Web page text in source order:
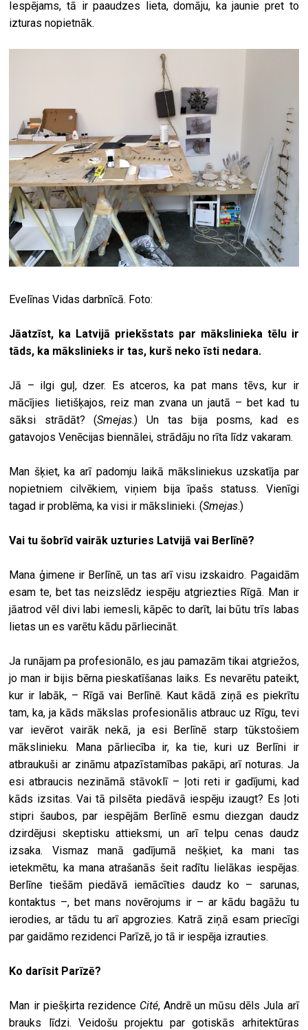
Iespējams, tā ir paaudzes lieta, domāju, ka jaunie pret to
izturas nopietnāk.
Evelīnas Vidas darbnīcā. Foto:
Jāatzīst, ka Latvijā priekšstats par mākslinieka tēlu ir
tāds, ka mākslinieks ir tas, kurš neko īsti nedara.
Jā – ilgi guļ, dzer. Es atceros, ka pat mans tēvs, kur ir
mācījies lietišķajos, reiz man zvana un jautā – bet kad tu
sāksi strādāt? (Smejas.) Un tas bija posms, kad es
gatavojos Venēcijas biennālei, strādāju no rīta līdz vakaram.
Man šķiet, ka arī padomju laikā māksliniekus uzskatīja par
nopietniem cilvēkiem, viņiem bija īpašs statuss. Vienīgi
tagad ir problēma, ka visi ir mākslinieki. (Smejas.)
Vai tu šobrīd vairāk uzturies Latvijā vai Berlīnē?
Mana ģimene ir Berlīnē, un tas arī visu izskaidro. Pagaidām
esam te, bet tas neizslēdz iespēju atgriezties Rīgā. Man ir
jāatrod vēl divi labi iemesli, kāpēc to darīt, lai būtu trīs labas
lietas un es varētu kādu pārliecināt.
Ja runājam pa profesionālo, es jau pamazām tikai atgriežos,
jo man ir bijis bērna pieskatīšanas laiks. Es nevarētu pateikt,
kur ir labāk, – Rīgā vai Berlīnē. Kaut kādā ziņā es piekrītu
tam, ka, ja kāds mākslas profesionālis atbrauc uz Rīgu, tevi
var ievērot vairāk nekā, ja esi Berlīnē starp tūkstošiem
mākslinieku. Mana pārliecība ir, ka tie, kuri uz Berlīni ir
atbraukuši ar zināmu atpazīstamības pakāpi, arī noturas. Ja
esi atbraucis nezināmā stāvoklī – ļoti reti ir gadījumi, kad
kāds izsitas. Vai tā pilsēta piedāvā iespēju izaugt? Es ļoti
stipri šaubos, par iespējām Berlīnē esmu diezgan daudz
dzirdējusi skeptisku attieksmi, un arī telpu cenas daudz
izsaka. Vismaz manā gadījumā nešķiet, ka mani tas
ietekmētu, ka mana atrašanās šeit radītu lielākas iespējas.
Berlīne tiešām piedāvā iemācīties daudz ko – sarunas,
kontaktus –, bet mans novērojums ir – ar kādu bagāžu tu
ierodies, ar tādu tu arī apgrozies. Katrā ziņā esam priecīgi
par gaidāmo rezidenci Parīzē, jo tā ir iespēja izrauties.
Ko darīsit Parīzē?
Man ir piešķirta rezidence Cité, Andrē un mūsu dēls Jula arī
brauks līdzi. Veidošu projektu par gotiskās arhitektūras